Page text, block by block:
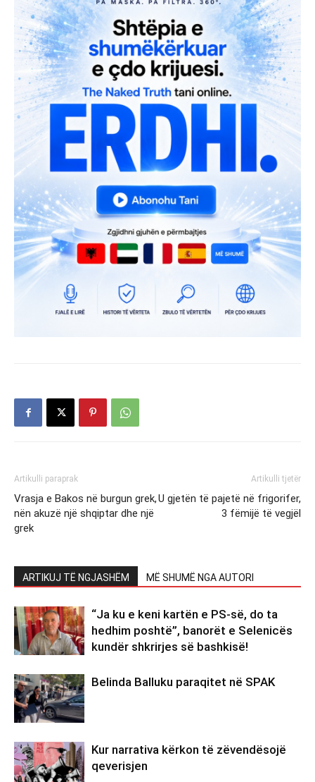
Artikulli paraprak
Vrasja e Bakos në burgun grek,
nën akuzë një shqiptar dhe një
grek
Artikulli tjetër
U gjetën të pajetë në frigorifer,
3 fëmijë të vegjël
ARTIKUJ TË NGJASHËM MË SHUMË NGA AUTORI
“Ja ku e keni kartën e PS-së, do ta
hedhim poshtë”, banorët e Selenicës
kundër shkrirjes së bashkisë!
Belinda Balluku paraqitet në SPAK
Kur narrativa kërkon të zëvendësojë
qeverisjen